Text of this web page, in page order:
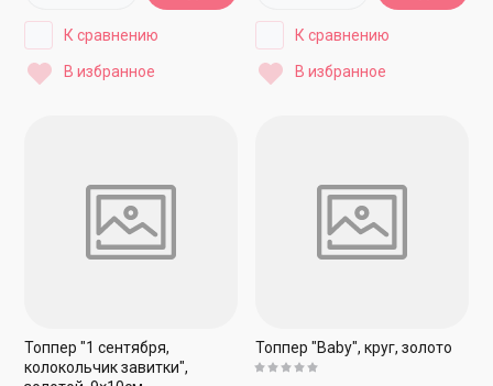
К сравнению
В избранное
К сравнению
В избранное
Топпер "1 сентября,
колокольчик завитки",
Топпер "Baby", круг, золото